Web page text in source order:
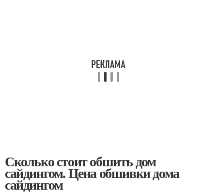
Сколько стоит обшить дом
сайдингом. Цена обшивки дома
сайдингом